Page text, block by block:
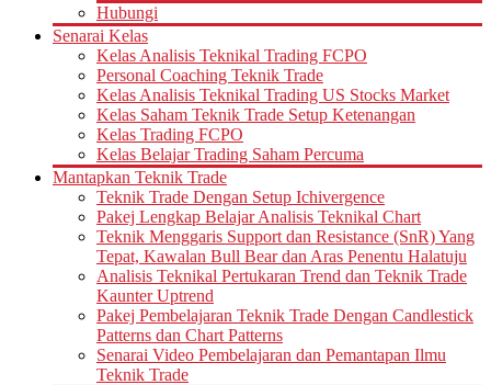
Hubungi
Senarai Kelas
Kelas Analisis Teknikal Trading FCPO
Personal Coaching Teknik Trade
Kelas Analisis Teknikal Trading US Stocks Market
Kelas Saham Teknik Trade Setup Ketenangan
Kelas Trading FCPO
Kelas Belajar Trading Saham Percuma
Mantapkan Teknik Trade
Teknik Trade Dengan Setup Ichivergence
Pakej Lengkap Belajar Analisis Teknikal Chart
Teknik Menggaris Support dan Resistance (SnR) Yang
Tepat, Kawalan Bull Bear dan Aras Penentu Halatuju
Analisis Teknikal Pertukaran Trend dan Teknik Trade
Kaunter Uptrend
Pakej Pembelajaran Teknik Trade Dengan Candlestick
Patterns dan Chart Patterns
Senarai Video Pembelajaran dan Pemantapan Ilmu
Teknik Trade